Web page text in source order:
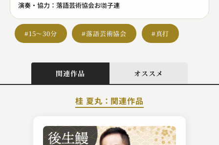
演奏・協力：落語芸術協会お囃子連
#15～30分 #落語芸術協会 #真打
関連作品 オススメ
桂 夏丸：関連作品